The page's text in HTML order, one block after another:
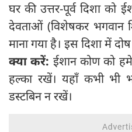
घर की उत्तर-पूर्व दिशा को
देवताओं (विशेषकर भगवान
माना गया है। इस दिशा में
क्या करें: ईशान कोण को
हल्का रखें। यहाँ कभी भी
डस्टबिन न रखें।